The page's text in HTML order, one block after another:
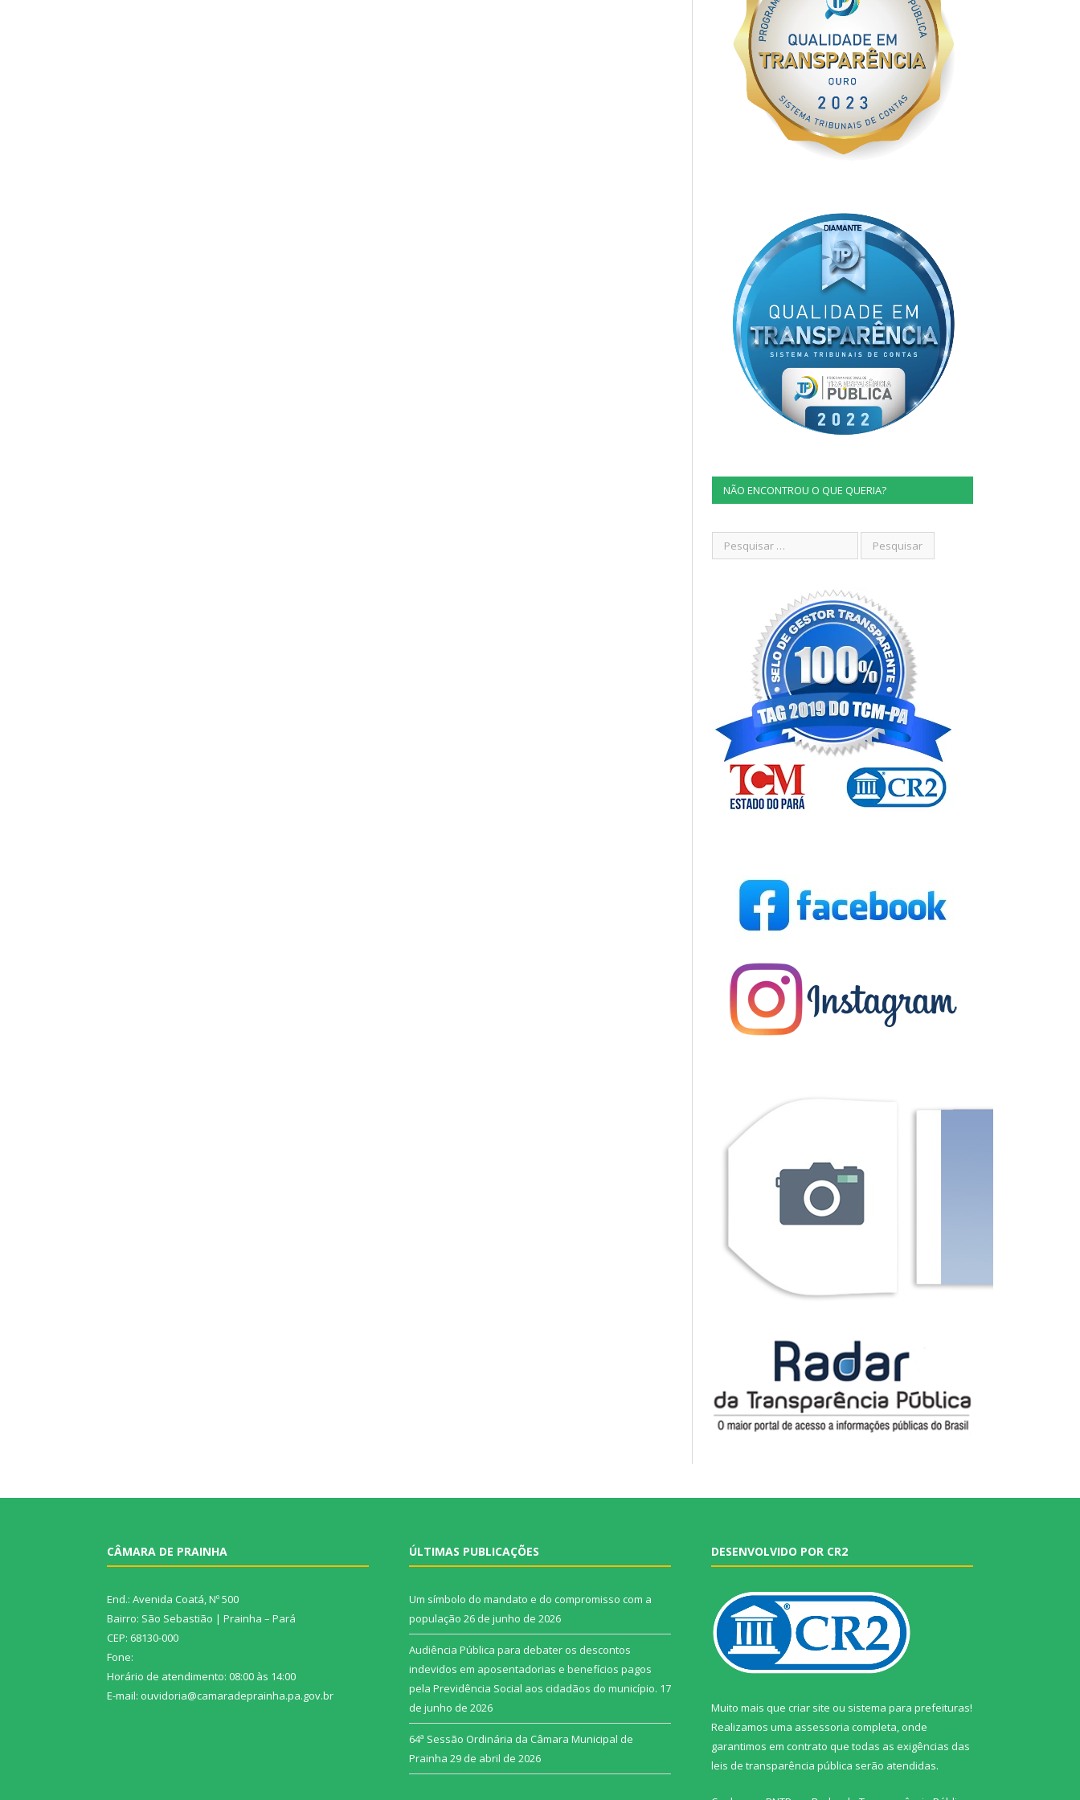
NÃO ENCONTROU O QUE QUERIA?
CÂMARA DE PRAINHA
End.: Avenida Coatá, Nº 500
Bairro: São Sebastião | Prainha – Pará
CEP: 68130-000
Fone:
Horário de atendimento: 08:00 às 14:00
E-mail: ouvidoria@camaradeprainha.pa.gov.br
ÚLTIMAS PUBLICAÇÕES
Um símbolo do mandato e do compromisso com a
população 26 de junho de 2026
Audiência Pública para debater os descontos
indevidos em aposentadorias e benefícios pagos
pela Previdência Social aos cidadãos do município. 17
de junho de 2026
64ª Sessão Ordinária da Câmara Municipal de
Prainha 29 de abril de 2026
DESENVOLVIDO POR CR2
Muito mais que criar site ou sistema para prefeituras!
Realizamos uma assessoria completa, onde
garantimos em contrato que todas as exigências das
leis de transparência pública serão atendidas.